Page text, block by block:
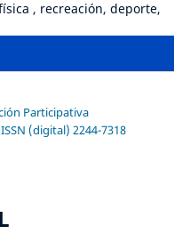
, recreación, deporte,
Participativa
(digital) 2244-7318